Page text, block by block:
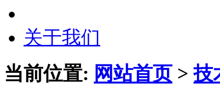
关于我们
当前位置: 网站首页>技